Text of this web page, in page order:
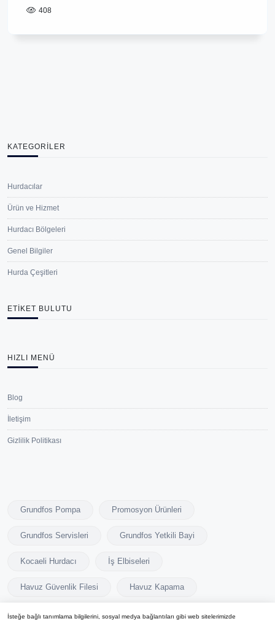
408
KATEGORILER
Hurdacılar
Ürün ve Hizmet
Hurdacı Bölgeleri
Genel Bilgiler
Hurda Çeşitleri
ETIKET BULUTU
HIZLI MENÜ
Blog
İletişim
Gizlilik Politikası
Grundfos Pompa Promosyon Ürünleri
Grundfos Servisleri Grundfos Yetkili Bayi
Kocaeli Hurdacı İş Elbiseleri
Havuz Güvenlik Filesi Havuz Kapama
İsteğe bağlı tanımlama bilgilerini, sosyal medya bağlantıları gibi web sitelerimizde